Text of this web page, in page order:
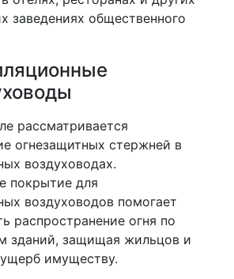
заведениях общественного
рассматривается
огнезащитных стержней в
воздуховодах.
покрытие для
воздуховодов помогает
распространение огня по
зданий, защищая жильцов и
имуществу.